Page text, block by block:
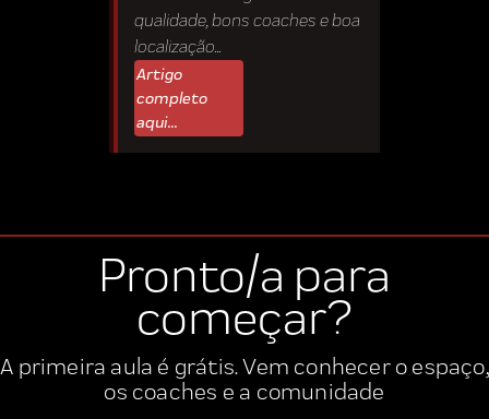
qualidade, bons coaches e boa
localização...
Artigo
completo
aqui...
Pronto/a para
começar?
A primeira aula é grátis. Vem conhecer o espaço,
os coaches e a comunidade